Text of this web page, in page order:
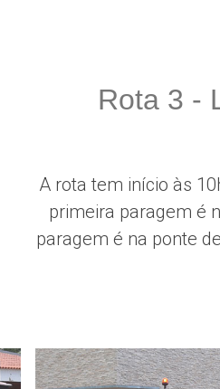
Rota 3 -
A rota tem início às
primeira paragem é
paragem é na ponte